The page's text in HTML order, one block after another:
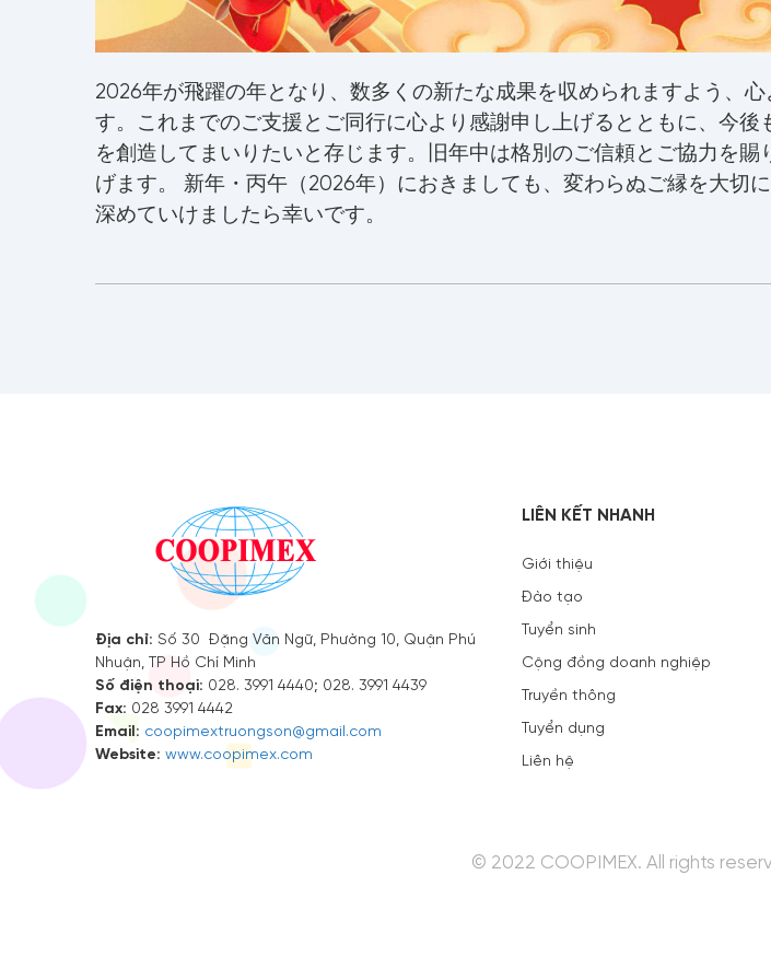
2026年が飛躍の年となり、数多くの新たな成果を収められますよう、
す。これまでのご支援とご同行に心より感謝申し上げるとともに、今後
を創造してまいりたいと存じます。旧年中は格別のご信頼とご協力を賜
げます。 新年・丙午（2026年）におきましても、変わらぬご縁を大切
深めていけましたら幸いです。
Địa chỉ: Số 30 Đặng Văn Ngữ, Phường 10, Quận Phú
Nhuận, TP Hồ Chí Minh
Số điện thoại: 028. 3991 4440; 028. 3991 4439
Fax: 028 3991 4442
Email: coopimextruongson@gmail.com
Website: www.coopimex.com
LIÊN KẾT NHANH
Giới thiệu
Đào tạo
Tuyển sinh
Cộng đồng doanh nghiệp
Truyền thông
Tuyển dụng
Liên hệ
© 2022 COOPIMEX. All rights